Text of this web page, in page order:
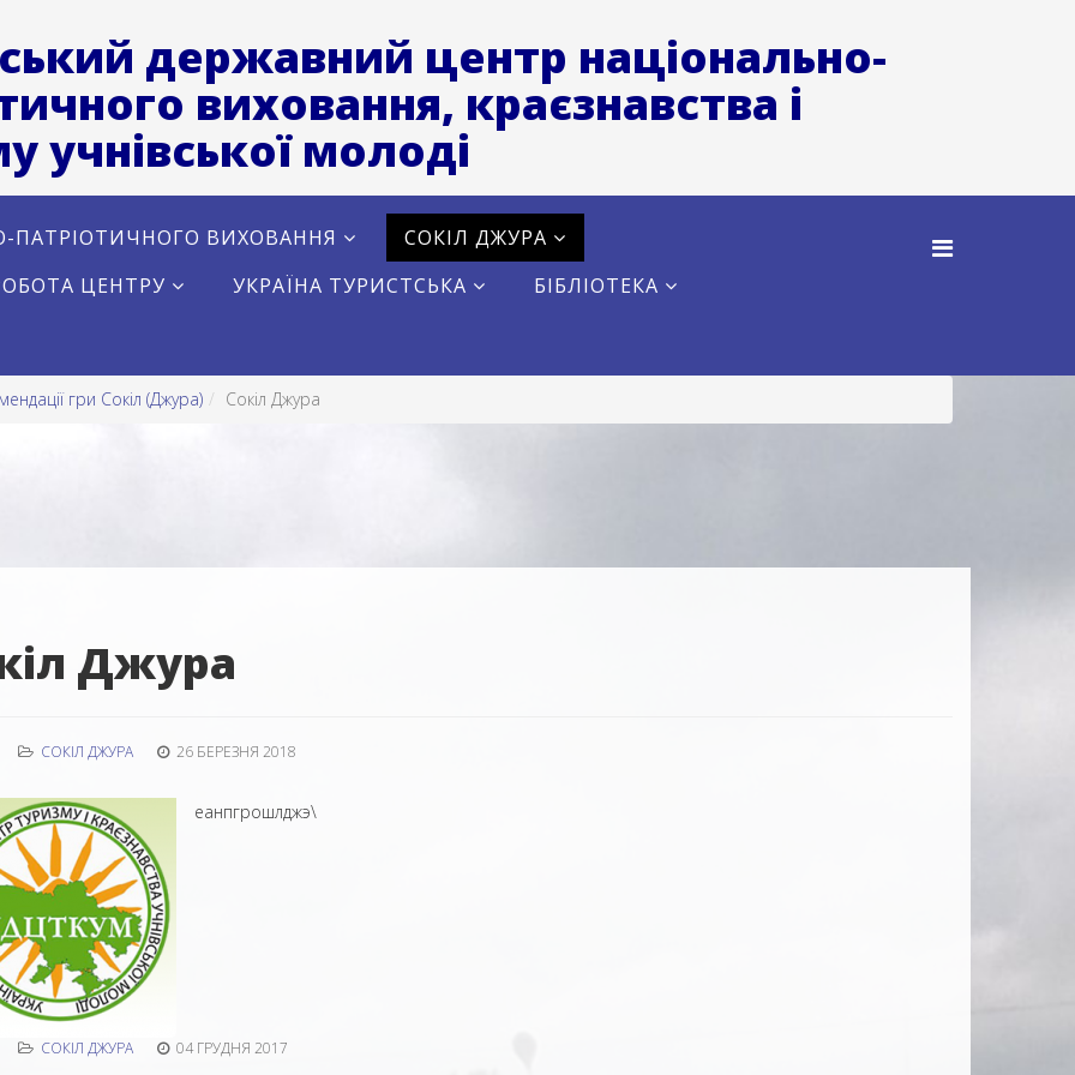
державний центр національно-
виховання, краєзнавства і
учнівської молоді
ПАТРІОТИЧНОГО ВИХОВАННЯ
СОКІЛ ДЖУРА
ЦЕНТРУ
УКРАЇНА ТУРИСТСЬКА БІБЛІОТЕКА
гри Сокіл (Джура) Сокіл Джура
Джура
СОКІЛ ДЖУРА 26 БЕРЕЗНЯ 2018
еанпгрошлджэ\
СОКІЛ ДЖУРА 04 ГРУДНЯ 2017